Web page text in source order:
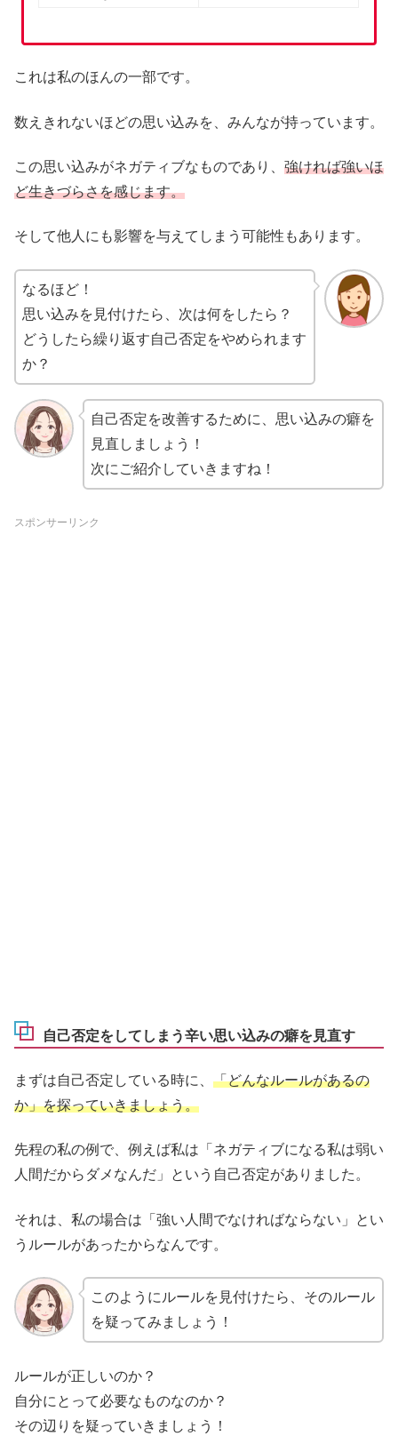
これは私のほんの一部です。
数えきれないほどの思い込みを、みんなが持っています。
この思い込みがネガティブなものであり、 強ければ強いほ
ど生きづらさを感じます。
そして他人にも影響を与えてしまう可能性もあります。
なるほど！
思い込みを見付けたら、次は何をしたら？
どうしたら繰り返す自己否定をやめられます
か？
自己否定を改善するために、思い込みの癖を
見直しましょう！
次にご紹介していきますね！
スポンサーリンク
自己否定をしてしまう辛い思い込みの癖を見直す
まずは自己否定している時に、 「どんなルールがあるの
か」を探っていきましょう。
先程の私の例で、例えば私は「ネガティブになる私は弱い
人間だからダメなんだ」という自己否定がありました。
それは、私の場合は「強い人間でなければならない」とい
うルールがあったからなんです。
このようにルールを見付けたら、そのルール
を疑ってみましょう！
ルールが正しいのか？
自分にとって必要なものなのか？
その辺りを疑っていきましょう！